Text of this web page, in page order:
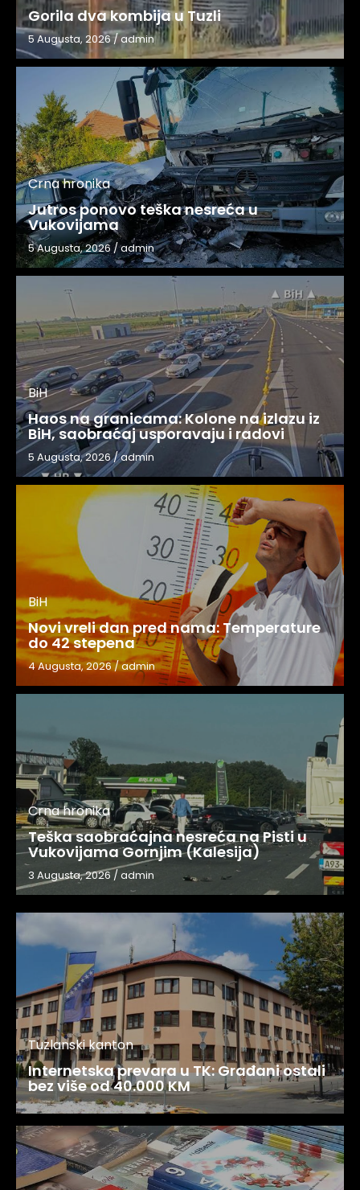
Gorila dva kombija u Tuzli
5 Augusta, 2026/admin
Crna hronika
Jutros ponovo teška nesreća u
Vukovijama
5 Augusta, 2026/admin
BiH
Haos na granicama: Kolone na izlazu iz
BiH, saobraćaj usporavaju i radovi
5 Augusta, 2026/admin
BiH
Novi vreli dan pred nama: Temperature
do 42 stepena
4 Augusta, 2026/admin
Crna hronika
Teška saobraćajna nesreća na Pisti u
Vukovijama Gornjim (Kalesija)
3 Augusta, 2026/admin
Tuzlanski kanton
Internetska prevara u TK: Građani ostali
bez više od 40.000 KM